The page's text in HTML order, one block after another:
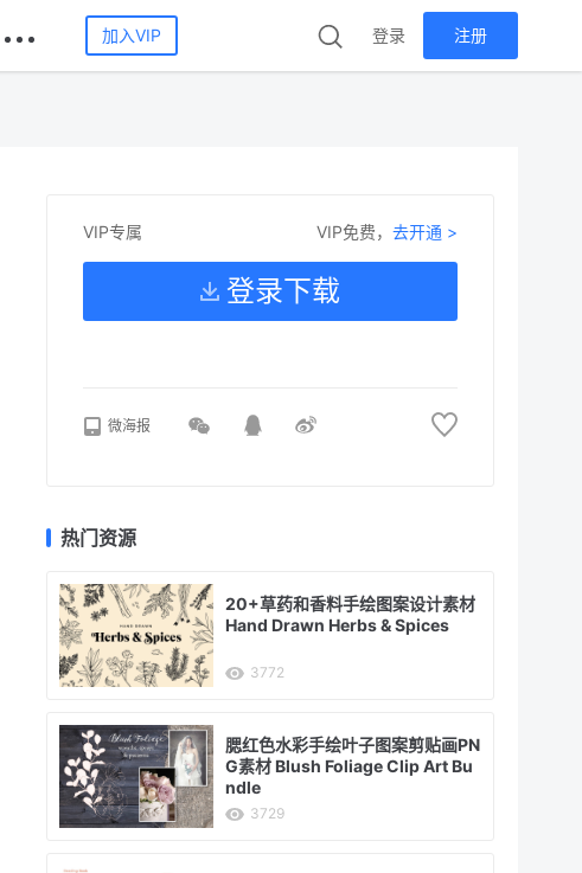
加入VIP 登录 注册
VIP专属 VIP免费，去开通 >
登录下载
微海报
热门资源
20+草药和香料手绘图案设计素材
Hand Drawn Herbs & Spices
3772
腮红色水彩手绘叶子图案剪贴画PN
G素材 Blush Foliage Clip Art Bu
ndle
3729